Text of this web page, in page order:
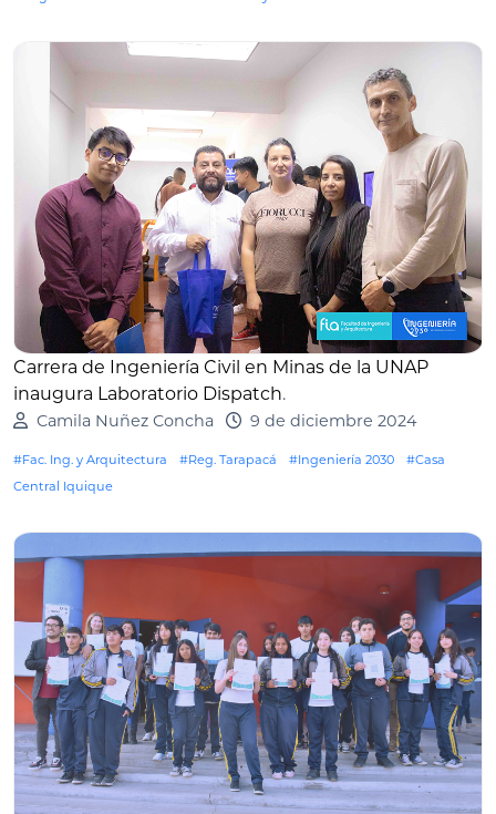
Carrera de Ingeniería Civil en Minas de la UNAP
inaugura Laboratorio Dispatch.
Camila Nuñez Concha 9 de diciembre 2024
#Fac. Ing. y Arquitectura #Reg. Tarapacá #Ingeniería 2030
#Casa
Central Iquique